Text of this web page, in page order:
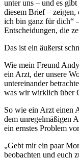
unter uns – und es
diesem Brief –
ich bin ganz für dich“
Entscheidungen, die
Das ist ein äußerst
Wie mein Freund
ein Arzt, der unsere
untereinander
was wir wirklich über
So wie ein Arzt einen
dem unregelmäßigen
ein ernstes Problem
„Gebt mir ein paar
beobachten und euch